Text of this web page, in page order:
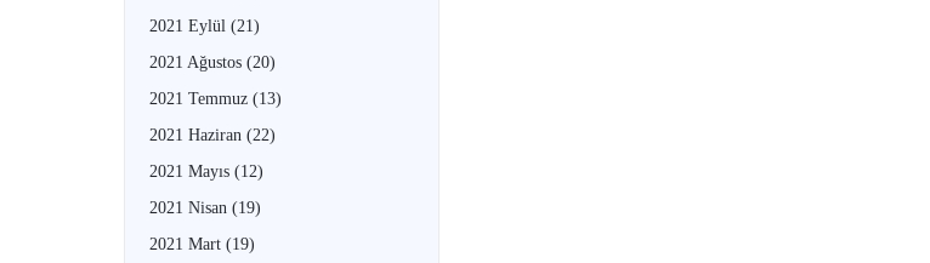
2021 Eylül (21)
2021 Ağustos (20)
2021 Temmuz (13)
2021 Haziran (22)
2021 Mayıs (12)
2021 Nisan (19)
2021 Mart (19)